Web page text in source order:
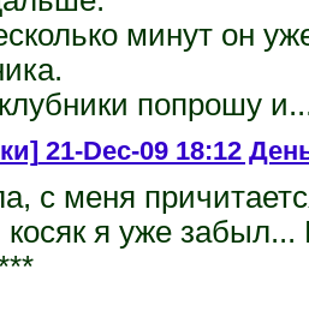
минут он
попрошу
21-Dec-09 18:12
с меня
косяк я уже